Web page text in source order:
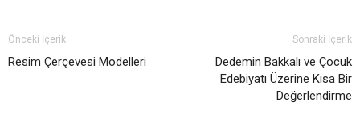
Önceki İçerik
Resim Çerçevesi Modelleri
Sonraki İçerik
Dedemin Bakkalı ve Çocuk
Edebiyatı Üzerine Kısa Bir
Değerlendirme